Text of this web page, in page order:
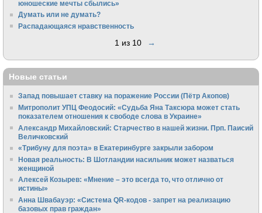
юношеские мечты сбылись»
Думать или не думать?
Распадающаяся нравственность
1 из 10 →
Новые статьи
Запад повышает ставку на поражение России (Пётр Акопов)
Митрополит УПЦ Феодосий: «Судьба Яна Таксюра может стать
показателем отношения к свободе слова в Украине»
Алек­сандр Михайловский: Старчество в нашей жизни. Прп. Паисий
Величковский
«Трибуну для поэта» в Екатеринбурге закрыли забором
Новая реальность: В Шотландии насильник может назваться
женщиной
Алексей Козырев: «Мнение – это всегда то, что отлично от
истины»
Анна Швабауэр: «Система QR-кодов - запрет на реализацию
базовых прав граждан»